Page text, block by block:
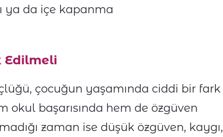
ya da içe kapanma
Edilmeli
çocuğun yaşamında ciddi bir fark
başarısında hem de özgüven
zaman ise düşük özgüven, kaygı,